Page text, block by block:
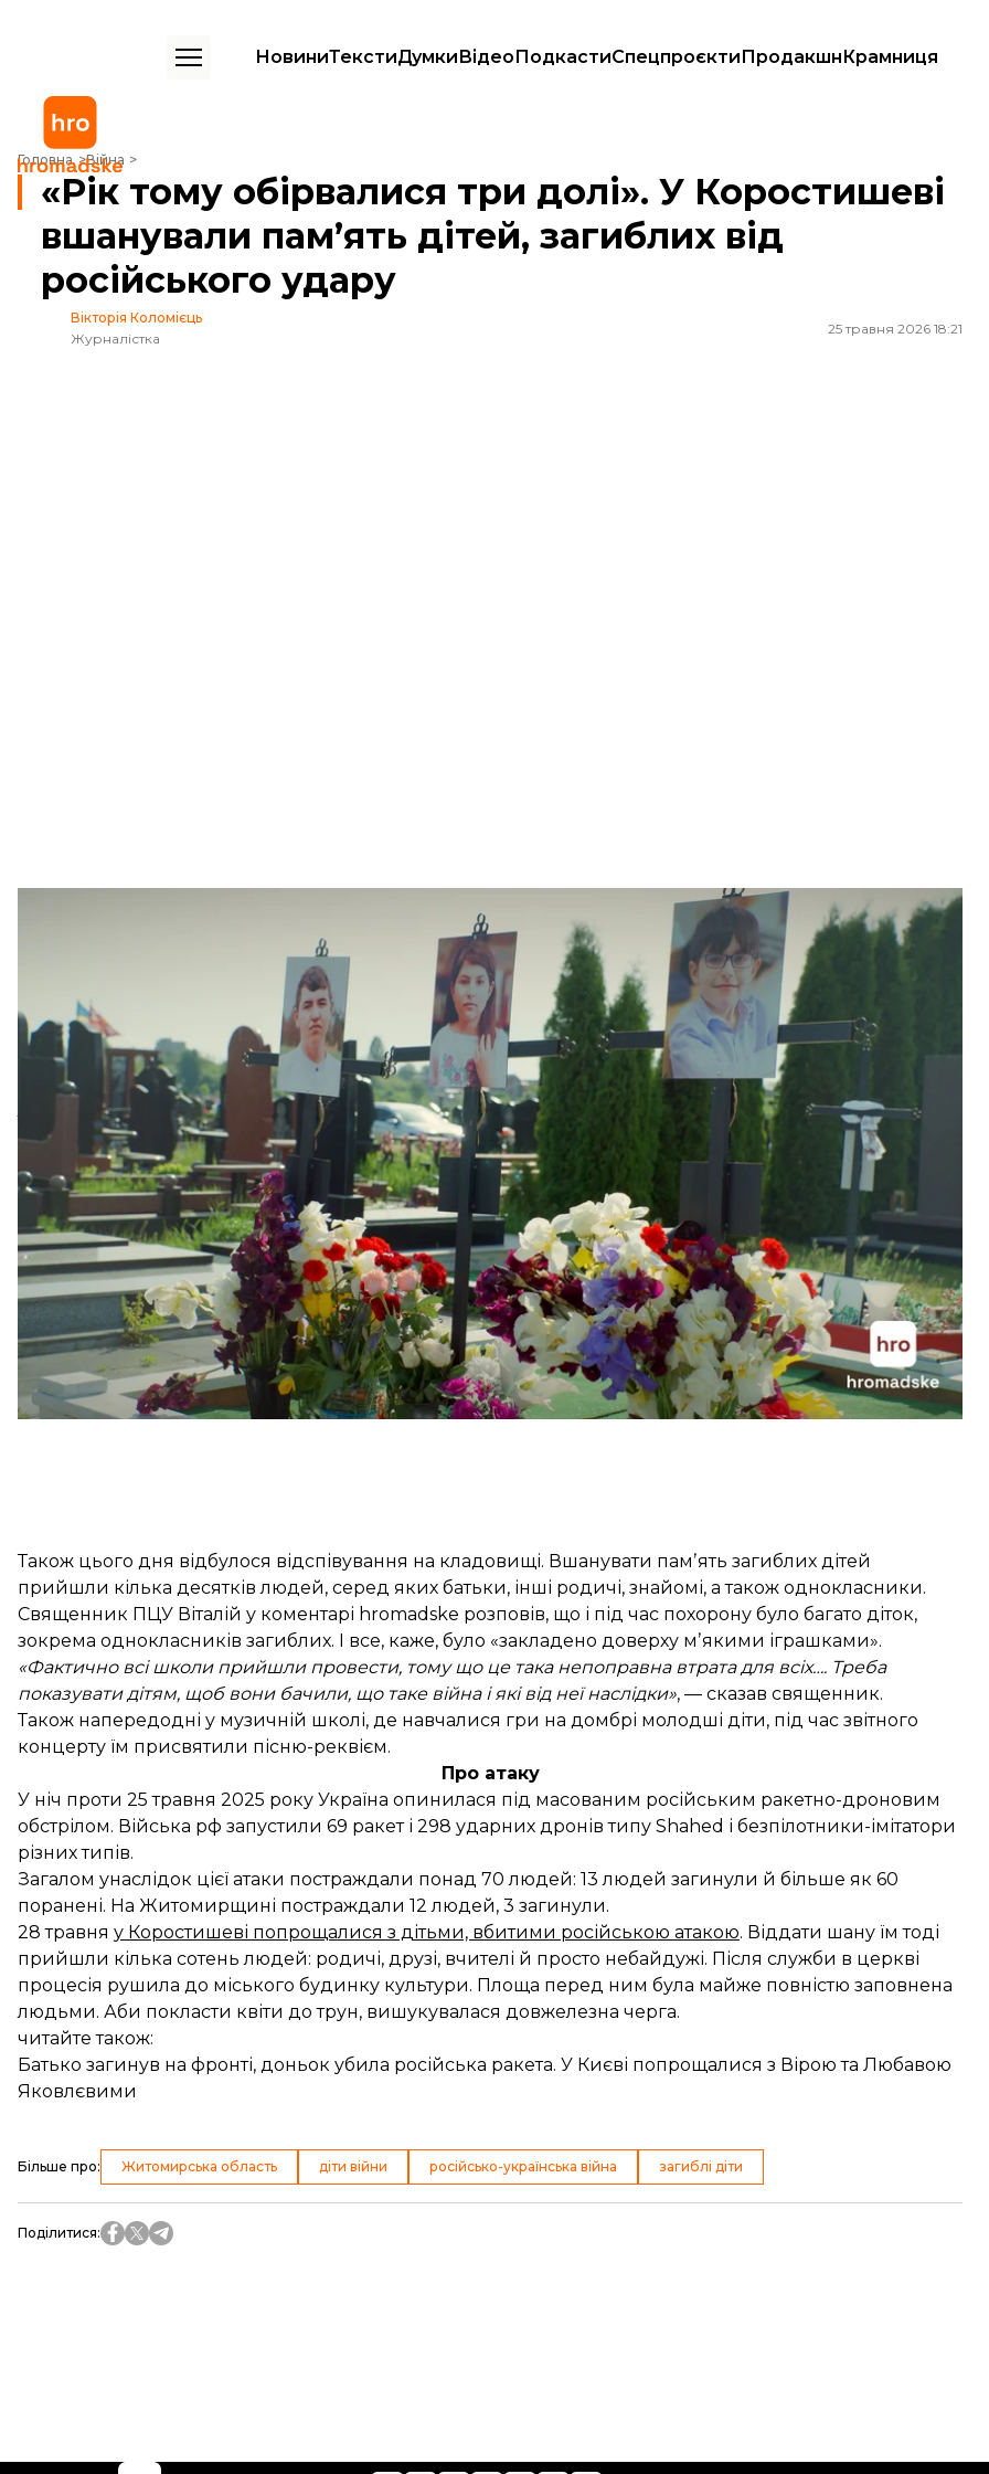
НовиниТекстиДумкиВідеоПодкастиСпецпроєктиПродакшнКрамниця
Головна Війна
«Рік тому обірвалися три долі». У Коростишеві вшанували памʼять дітей, загиблих від російського удару
«Рік тому обірвалися три долі». У Коростишеві
вшанували памʼять дітей, загиблих від
російського удару
Вікторія Коломієць
Журналістка
25 травня 2026 18:21
Вшанування пам'яті дітей, які загинули від російської атаки, Коростишів, Житомирська область, 25 травня 2026 року
Вікторія Коломієць / hromadske
У місті Коростишів Житомирської області, де рік тому, у ніч проти 25 травня 2025 року, внаслідок
російського удару загинули троє дітей з однієї родини, провели відспівування на кладовищі та
памʼятні заходи у школі.
Про це повідомляє кореспондентка hromadske.
У школі, де навчалися 8-річний Станіслав, 12-річна Тамара та 17-річний Роман, провели лінійку-
реквієм. На вулиці облаштували письмові парти з підручниками, на які діти й вчителі поклали квіти
та іграшки. Лунала хвилина мовчання.
«Рівно рік тому обірвалися три долі. Троє діток, які, як і всі ми, щоранку прокидалися, йшли до школи,
мали свої мрії і плани на майбутнє…. І вмить усе просто обірвалося… Це величезна ціна, яку ми
платимо за ту війну, яка прийшла до нас. Ми не обирали цей шлях — ми стали заручниками»
, —
сказав до присутніх директор ліцею Сергій Мусієнко.
Також цього дня відбулося відспівування на кладовищі. Вшанувати памʼять загиблих дітей
прийшли кілька десятків людей, серед яких батьки, інші родичі, знайомі, а також однокласники.
Священник ПЦУ Віталій у коментарі hromadske розповів, що і під час похорону було багато діток,
зокрема однокласників загиблих. І все, каже, було «закладено доверху мʼякими іграшками».
«Фактично всі школи прийшли провести, тому що це така непоправна втрата для всіх…. Треба
показувати дітям, щоб вони бачили, що таке війна і які від неї наслідки», — сказав священник.
Також напередодні у музичній школі, де навчалися гри на домбрі молодші діти, під час звітного
концерту їм присвятили пісню-реквієм.
Про атаку
У ніч проти 25 травня 2025 року Україна опинилася під масованим російським ракетно-дроновим
обстрілом. Війська рф запустили 69 ракет і 298 ударних дронів типу Shahed і безпілотники-імітатори
різних типів.
Загалом унаслідок цієї атаки постраждали понад 70 людей: 13 людей загинули й більше як 60
поранені. На Житомирщині постраждали 12 людей, 3 загинули.
28 травня у Коростишеві попрощалися з дітьми, вбитими російською атакою. Віддати шану їм тоді
прийшли кілька сотень людей: родичі, друзі, вчителі й просто небайдужі. Після служби в церкві
процесія рушила до міського будинку культури. Площа перед ним була майже повністю заповнена
людьми. Аби покласти квіти до трун, вишукувалася довжелезна черга.
читайте також:
Батько загинув на фронті, доньок убила російська ракета. У Києві попрощалися з Вірою та Любавою
Яковлєвими
Більше про: Житомирська область діти війни російсько-українська війна загиблі діти
Поділитися: